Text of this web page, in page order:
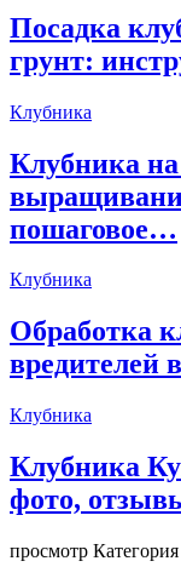
Посадка
грунт:
Клубника
Клубника
пошаговое…
Клубника
Обработка
вредителей
Клубника
Клубника
фото,
просмотр Категория